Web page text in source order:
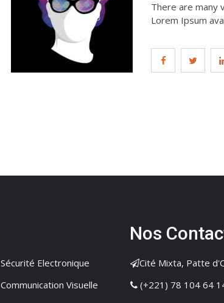
There are many
Lorem Ipsum
Sécurité Electronique
Communication Visuelle
Nos
Cité Mixta, Patte
(+221) 78 104 64